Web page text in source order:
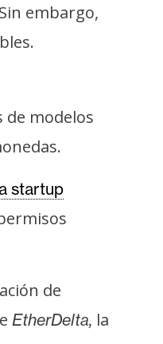
embargo,
de modelos
startup
de
EtherDelta, la